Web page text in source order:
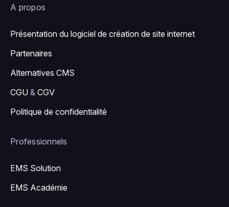
A propos
Présentation du logiciel de création de site internet
Partenaires
Alternatives CMS
CGU & CGV
Politique de confidentialité
Professionnels
EMS Solution
EMS Académie